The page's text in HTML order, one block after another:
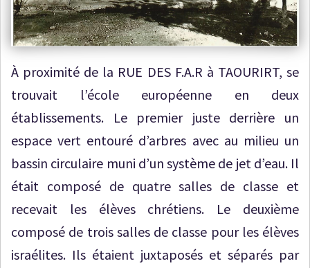
À proximité de la RUE DES F.A.R à TAOURIRT, se
trouvait l’école européenne en deux
établissements. Le premier juste derrière un
espace vert entouré d’arbres avec au milieu un
bassin circulaire muni d’un système de jet d’eau. Il
était composé de quatre salles de classe et
recevait les élèves chrétiens. Le deuxième
composé de trois salles de classe pour les élèves
israélites. Ils étaient juxtaposés et séparés par